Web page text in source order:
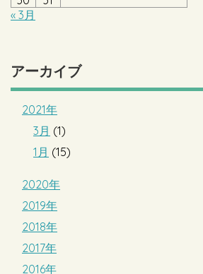
« 3月
アーカイブ
2021年
3月 (1)
1月 (15)
2020年
2019年
2018年
2017年
2016年